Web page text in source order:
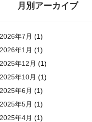
月別アーカイブ
2026年7月 (1)
2026年1月 (1)
2025年12月 (1)
2025年10月 (1)
2025年6月 (1)
2025年5月 (1)
2025年4月 (1)